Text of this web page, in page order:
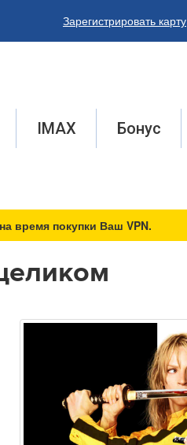
Зарегистрировать карту
IMAX Бонус
время покупки Ваш VPN.